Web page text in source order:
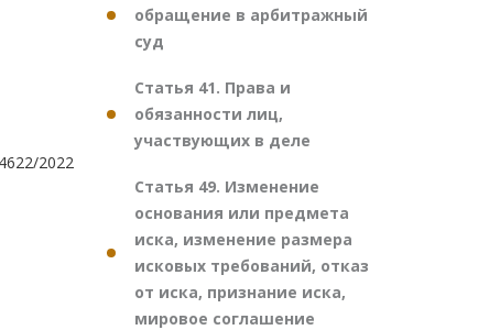
2022
обращение в арбитражный
суд
Статья 41. Права и
обязанности лиц,
участвующих в деле
Статья 49. Изменение
основания или предмета
иска, изменение размера
исковых требований, отказ
от иска, признание иска,
мировое соглашение